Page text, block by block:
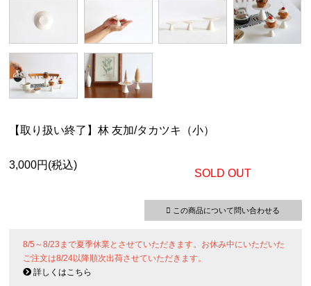
【取り扱い終了】林 友加/タカツキ（小）
3,000円(税込)
SOLD OUT
この商品について問い合わせる
8/5～8/23まで夏季休業とさせていただきます。お休み中にいただいた
ご注文は8/24以降順次出荷させていただきます。
詳しくはこちら